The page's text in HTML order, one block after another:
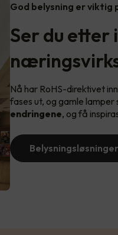
God belysning er viktig
Ser du
Nå har RoHS-direktivet
fases ut, og gamle lamper
endringene, og få